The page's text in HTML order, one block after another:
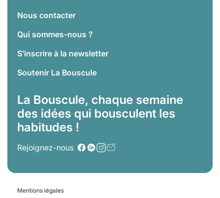
Nous contacter
Qui sommes-nous ?
S’inscrire à la newsletter
Soutenir La Bouscule
La Bouscule, chaque semaine
des idées qui bousculent les
habitudes !
Rejoignez-nous
Mentions légales